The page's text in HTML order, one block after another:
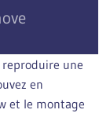
reproduire une
en
et le montage